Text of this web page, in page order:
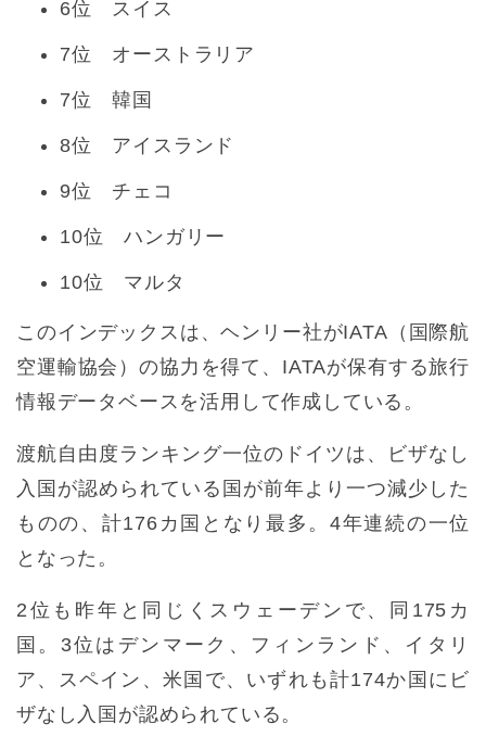
6位 スイス
7位 オーストラリア
7位 韓国
8位 アイスランド
9位 チェコ
10位 ハンガリー
10位 マルタ
このインデックスは、ヘンリー社がIATA（国際航
空運輸協会）の協力を得て、IATAが保有する旅行
情報データベースを活用して作成している。
渡航自由度ランキング一位のドイツは、ビザなし
入国が認められている国が前年より一つ減少した
ものの、計176カ国となり最多。4年連続の一位
となった。
2位も昨年と同じくスウェーデンで、同175カ
国。3位はデンマーク、フィンランド、イタリ
ア、スペイン、米国で、いずれも計174か国にビ
ザなし入国が認められている。